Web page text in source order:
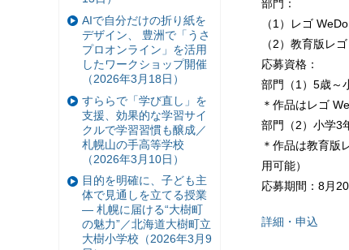
部門：
（1）レゴ
（2）教育版レ
応募資格：
部門（1）5歳～
＊作品はレゴ
部門（2）小学3
＊作品は教育版
用可能）
応募期間：8月
詳細・申込
AIで自分だけの折り紙を
デザイン、 豊洲で「うさ
プロオンライン」を活用
したワークショップ開催
（2026年3月18日）
すららで「学び直し」を
支援、効果的な学習サイ
クルで学習習慣も醸成／
札幌山の手高等学校
（2026年3月10日）
目的を明確に、子ども主
体で見通しを立てる授業
— 札幌に届ける“大樹町
の魅力”／北海道大樹町立
大樹小学校（2026年3月9